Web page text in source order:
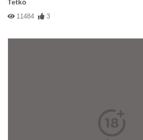
Tetkó
11484 3